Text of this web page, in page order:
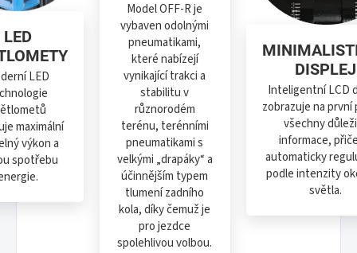
LED
LED
maximální
výkon a
spotřebu
Model OFF-R je
vybaven odolnými
pneumatikami,
které nabízejí
vynikající trakci a
stabilitu v
různorodém
terénu, terénními
pneumatikami s
velkými „drapáky“ a
účinnějším typem
tlumení zadního
kola, díky čemuž je
pro jezdce
spolehlivou volbou.
DISPLEJ
Inteligentní LCD
zobrazuje na první
všechny
informace,
automaticky
podle intenzity
světla.